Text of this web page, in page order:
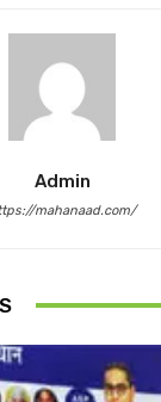
Admin
mahanaad.com/